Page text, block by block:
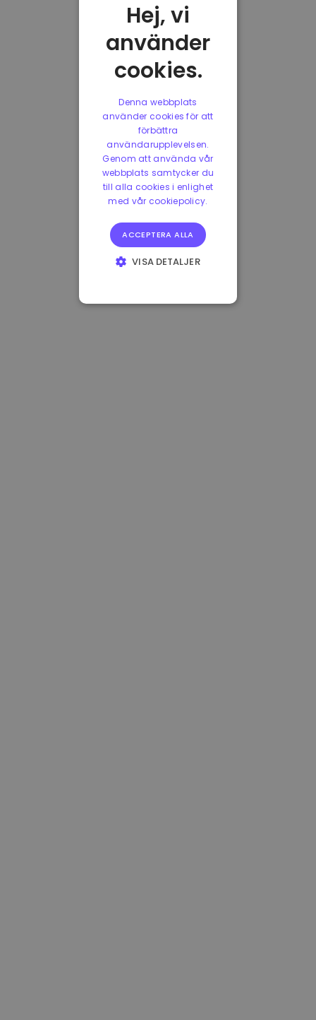
Hej, vi
använder
cookies.
Denna webbplats
använder cookies för att
förbättra
användarupplevelsen.
Genom att använda vår
webbplats samtycker du
till alla cookies i enlighet
med vår cookiepolicy.
ACCEPTERA ALLA
VISA DETALJER